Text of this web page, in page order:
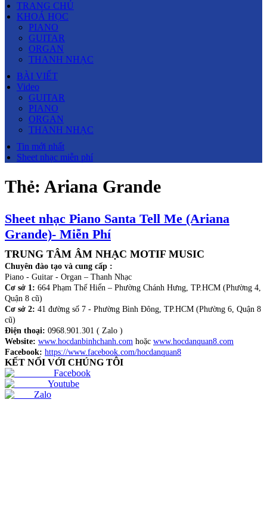
TRANG CHỦ
KHOÁ HỌC
PIANO
GUITAR
ORGAN
THANH NHẠC
BÀI VIẾT
Video
GUITAR
PIANO
ORGAN
THANH NHẠC
Tin mới nhất
Sheet nhạc miễn phí
Thẻ: Ariana Grande
Sheet nhạc Piano Santa Tell Me (Ariana
Grande)- Miễn Phí
TRUNG TÂM ÂM NHẠC MOTIF MUSIC
Chuyên đào tạo và cung cấp :
Piano - Guitar - Organ – Thanh Nhạc
Cơ sở 1: 664 Phạm Thế Hiển – Phường Chánh Hưng, TP.HCM (Phường 4,
Quận 8 cũ)
Cơ sở 2: 41 đường số 7 - Phường Bình Đông, TP.HCM (Phường 6, Quận 8
cũ)
Điện thoại: 0968.901.301 ( Zalo )
Website: www.hocdanbinhchanh.com hoặc www.hocdanquan8.com
Facebook: https://www.facebook.com/hocdanquan8
KẾT NỐI VỚI CHÚNG TÔI
Facebook
Youtube
Zalo